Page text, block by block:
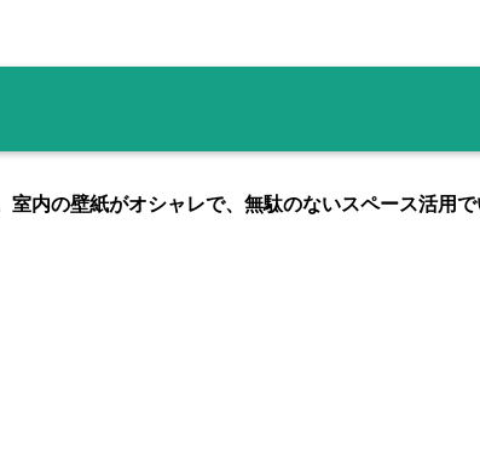
内の壁紙がオシャレで、無駄のないスペース活用